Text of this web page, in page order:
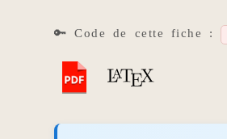
🔑 Code de cette fiche :